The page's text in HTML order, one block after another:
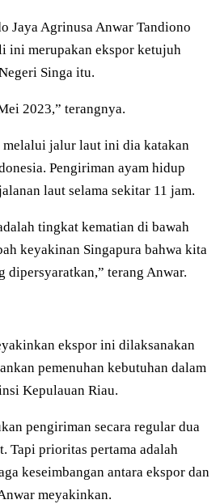
Jaya Agrinusa Anwar Tandiono
ini merupakan ekspor ketujuh
Singa itu.
2023,” terangnya.
melalui jalur laut ini dia katakan
Pengiriman ayam hidup
laut selama sekitar 11 jam.
tingkat kematian di bawah
keyakinan Singapura bahwa kita
dipersyaratkan,” terang Anwar.
ekspor ini dilaksanakan
pemenuhan kebutuhan dalam
Kepulauan Riau.
pengiriman secara regular dua
Tapi prioritas pertama adalah
keseimbangan antara ekspor dan
meyakinkan.